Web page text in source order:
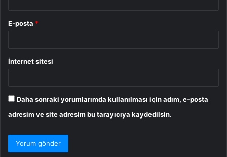
E-posta *
İnternet sitesi
Daha sonraki yorumlarımda kullanılması için adım, e-posta
adresim ve site adresim bu tarayıcıya kaydedilsin.